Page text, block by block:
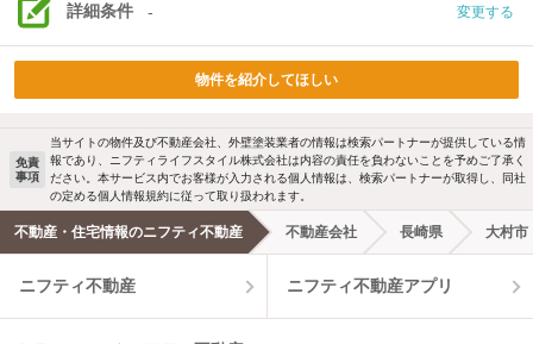
詳細条件 - 変更する
物件を紹介してほしい
免責
事項
当サイトの物件及び不動産会社、外壁塗装業者の情報は検索パートナーが提供している情
報であり、ニフティライフスタイル株式会社は内容の責任を負わないことを予めご了承く
ださい。本サービス内でお客様が入力される個人情報は、検索パートナーが取得し、同社
の定める個人情報規約に従って取り扱われます。
不動産・住宅情報のニフティ不動産 不動産会社 長崎県 大村市
ニフティ不動産 ニフティ不動産アプリ